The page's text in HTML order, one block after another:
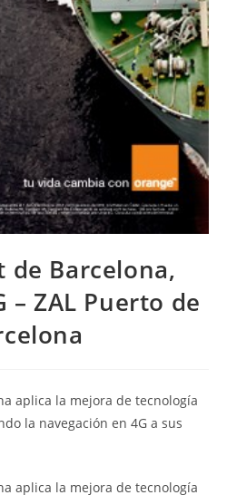
de Barcelona,
– ZAL Puerto de
aplica la mejora de tecnología
la navegación en 4G a sus
aplica la mejora de tecnología